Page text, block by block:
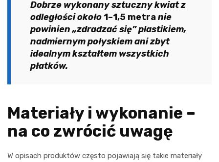
Dobrze wykonany sztuczny kwiat z
odległości około 1–1,5 metranie
powinien „zdradzać się” plastikiem,
nadmiernym połyskiem ani zbyt
idealnym kształtem wszystkich
płatków.
Materiały i wykonanie –
na co zwrócić uwagę
W opisach produktów często pojawiają się takie materiały